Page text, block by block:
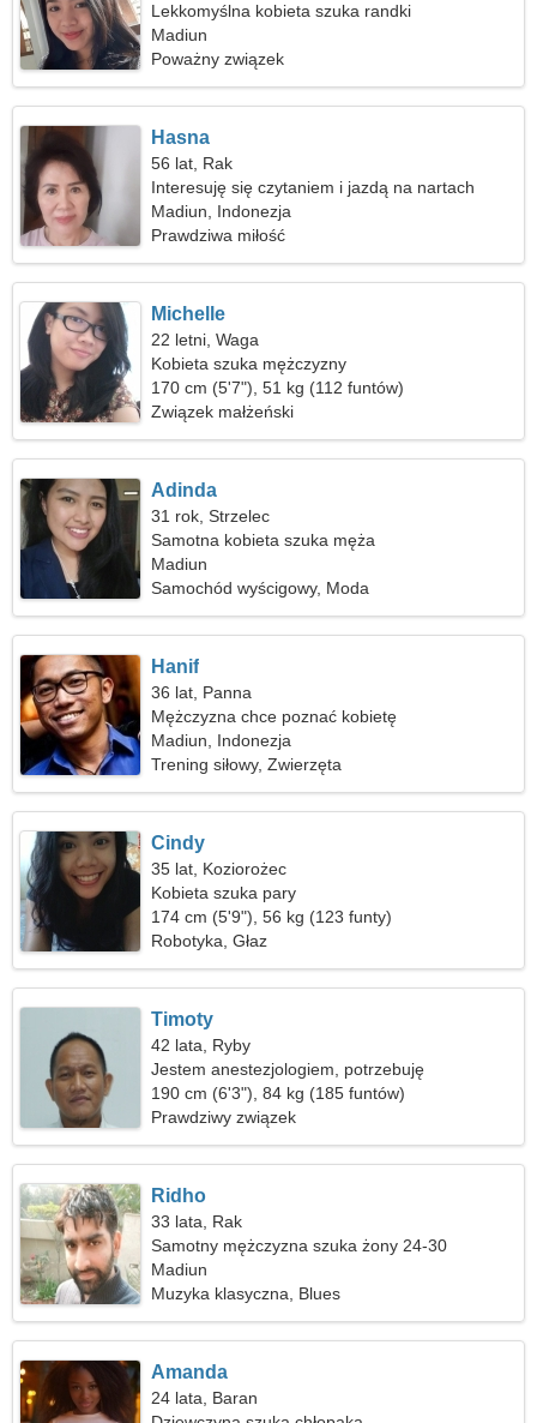
Lekkomyślna kobieta szuka randki
Madiun
Poważny związek
Hasna
56 lat, Rak
Interesuję się czytaniem i jazdą na nartach
Madiun, Indonezja
Prawdziwa miłość
Michelle
22 letni, Waga
Kobieta szuka mężczyzny
170 cm (5'7"), 51 kg (112 funtów)
Związek małżeński
Adinda
31 rok, Strzelec
Samotna kobieta szuka męża
Madiun
Samochód wyścigowy, Moda
Hanif
36 lat, Panna
Mężczyzna chce poznać kobietę
Madiun, Indonezja
Trening siłowy, Zwierzęta
Cindy
35 lat, Koziorożec
Kobieta szuka pary
174 cm (5'9"), 56 kg (123 funty)
Robotyka, Głaz
Timoty
42 lata, Ryby
Jestem anestezjologiem, potrzebuję
niesamowitej kobiety
190 cm (6'3"), 84 kg (185 funtów)
Prawdziwy związek
Ridho
33 lata, Rak
Samotny mężczyzna szuka żony 24-30
Madiun
Muzyka klasyczna, Blues
Amanda
24 lata, Baran